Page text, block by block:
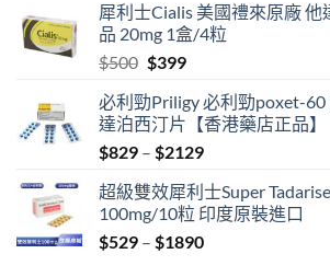
was:
$500.
is:
$480.
犀利士Cialis 美國禮來原廠 他
品 20mg 1盒/4粒
$500 Original
was:
$500.
$399Current
is:
$399.
必利勁Priligy 必利勁poxet-
達泊西汀片【香港藥店正品】
$829 – $2129Price
$829
through
$2129
超級雙效犀利士Super
100mg/10粒 印度原裝進口
$529 – $1890Price